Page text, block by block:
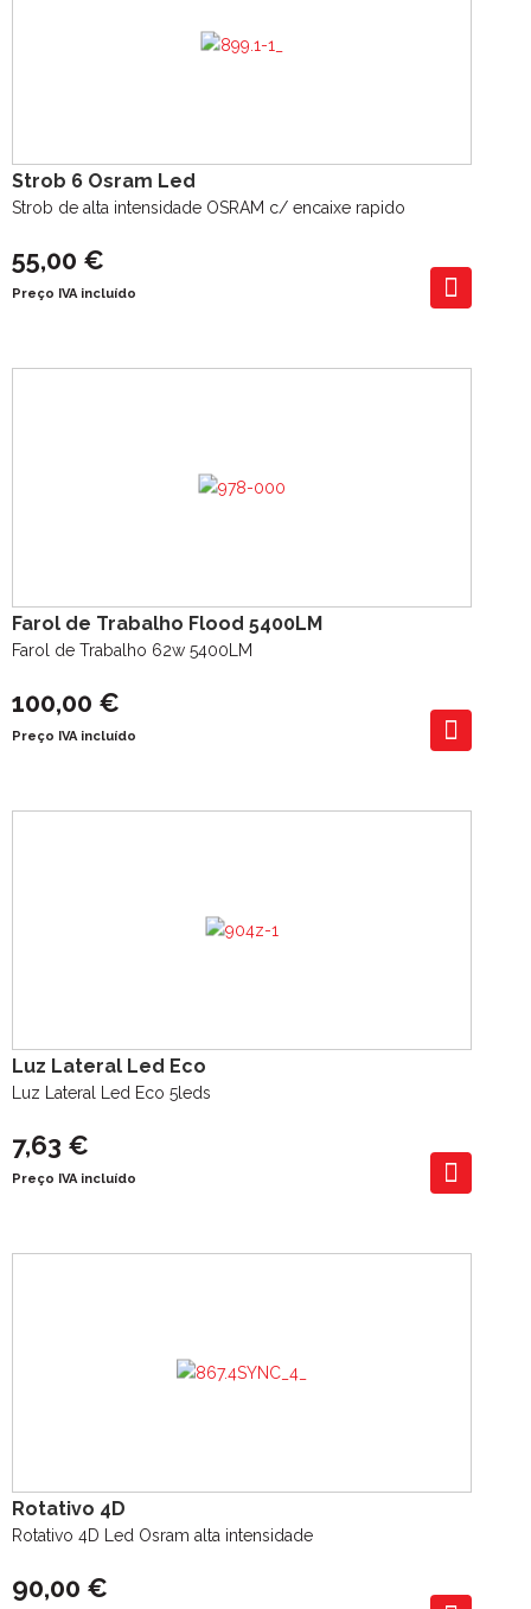
Strob 6 Osram Led
Strob de alta intensidade OSRAM c/ encaixe rapido
55,00 €
Preço IVA incluído
Farol de Trabalho Flood 5400LM
Farol de Trabalho 62w 5400LM
100,00 €
Preço IVA incluído
Luz Lateral Led Eco
Luz Lateral Led Eco 5leds
7,63 €
Preço IVA incluído
Rotativo 4D
Rotativo 4D Led Osram alta intensidade
90,00 €